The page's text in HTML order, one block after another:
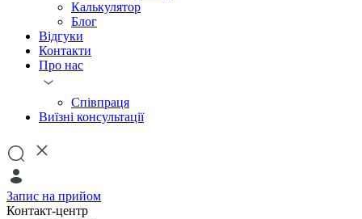
Калькулятор
Блог
Відгуки
Контакти
Про нас
Співпраця
Виїзні консультації
Запис на прийом
Контакт-центр